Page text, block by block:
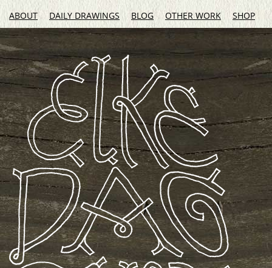
ABOUT DAILY DRAWINGS BLOG OTHER WORK SHOP